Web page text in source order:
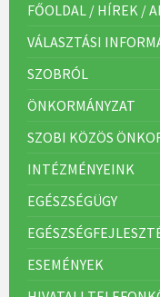
FŐOLDAL / HÍREK /
VÁLASZTÁSI
SZOBRÓL
ÖNKORMÁNYZAT
SZOBI KÖZÖS
INTÉZMÉNYEINK
EGÉSZSÉGÜGY
ESEMÉNYEK